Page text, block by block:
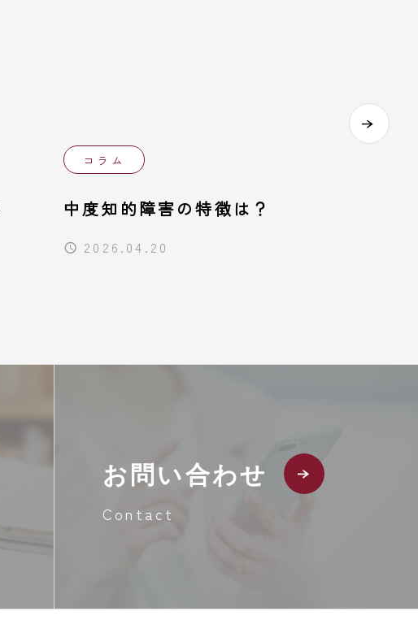
コラム
中度知的障害の特徴は？
2026.04.20
お問い合わせ
Contact